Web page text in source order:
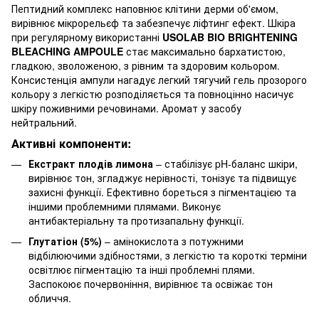
Пептидний комплекс наповнює клітини дерми об'ємом,
вирівнює мікрорельєф та забезпечує ліфтинг ефект. Шкіра
при регулярному використанні USOLAB BIO BRIGHTENING
BLEACHING AMPOULE стає максимально бархатистою,
гладкою, зволоженою, з рівним та здоровим кольором.
Консистенція ампули нагадує легкий тягучий гель прозорого
кольору з легкістю розподіляється та повноцінно насичує
шкіру поживними речовинами. Аромат у засобу
нейтральний.
Активні компоненти:
Екстракт плодів лимона – стабілізує pH-баланс шкіри,
вирівнює тон, згладжує нерівності, тонізує та підвищує
захисні функції. Ефективно бореться з пігментацією та
іншими проблемними плямами. Виконує
антибактеріальну та протизапальну функції.
Глутатіон (5%) – амінокислота з потужними
відбілюючими здібностями, з легкістю та короткі терміни
освітлює пігментацію та інші проблемні плями.
Заспокоює почервоніння, вирівнює та освіжає тон
обличчя.